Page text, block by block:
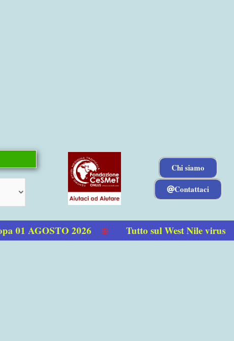
Chi siamo
Contattaci
AGOSTO 2026 Tutto sul West Nile virus